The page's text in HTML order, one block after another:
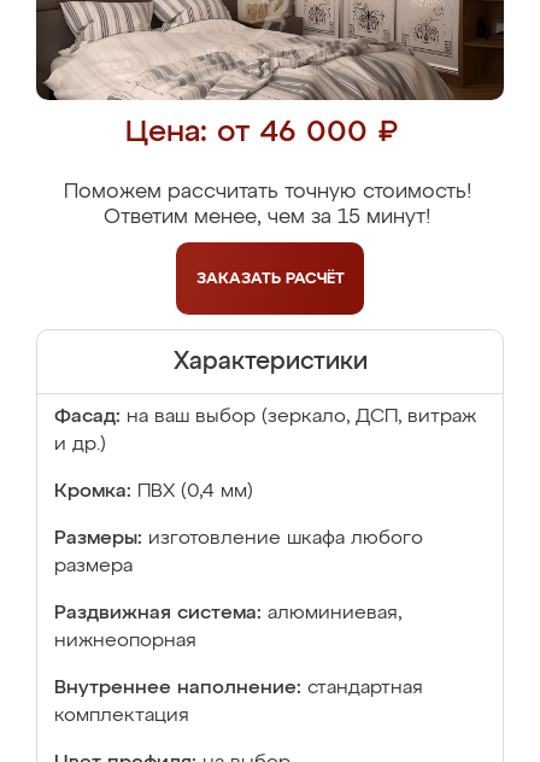
Цена: от 46 000 ₽
Поможем рассчитать точную стоимость!
Ответим менее, чем за 15 минут!
ЗАКАЗАТЬ РАСЧЁТ
Характеристики
Фасад: на ваш выбор (зеркало, ДСП, витраж
и др.)
Кромка: ПВХ (0,4 мм)
Размеры: изготовление шкафа любого
размера
Раздвижная система: алюминиевая,
нижнеопорная
Внутреннее наполнение: стандартная
комплектация